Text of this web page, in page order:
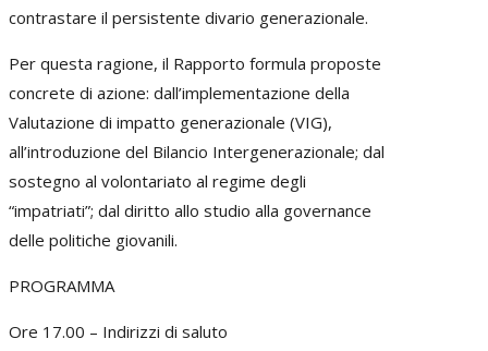
contrastare il persistente divario generazionale.
Per questa ragione, il Rapporto formula proposte
concrete di azione: dall’implementazione della
Valutazione di impatto generazionale (VIG),
all’introduzione del Bilancio Intergenerazionale; dal
sostegno al volontariato al regime degli
“impatriati”; dal diritto allo studio alla governance
delle politiche giovanili.
PROGRAMMA
Ore 17.00 – Indirizzi di saluto